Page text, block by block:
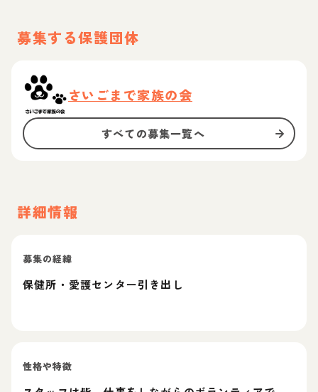
募集する保護団体
さいごまで家族の会
すべての募集一覧へ
詳細情報
募集の経緯
保健所・愛護センター引き出し
性格や特徴